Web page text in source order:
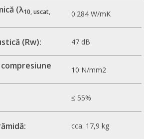
(λ10, uscat,
0.284 W/mK
(Rw): 47 dB
10 N/mm2
≤ 55%
cca. 17,9 kg